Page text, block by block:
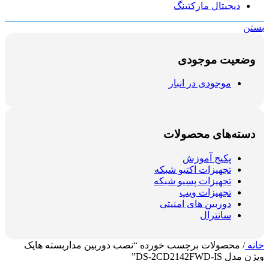
دیجیتال مارکتینگ
بستن
وضعیت موجودی
موجودی در انبار
دسته‌های محصولات
پکیج آموزش
تجهیزات اکتیو شبکه
تجهیزات پسیو شبکه
تجهیزات ویپ
دوربین های امنیتی
سانترال
خانه/ محصولات برچسب خورده “نصب دوربین مداربسته هایک
ویژن مدل DS-2CD2142FWD-IS”